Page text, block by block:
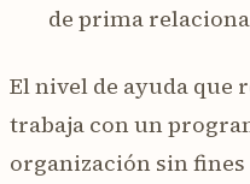
de prima
El nivel de ayuda que
trabaja con un
organización sin